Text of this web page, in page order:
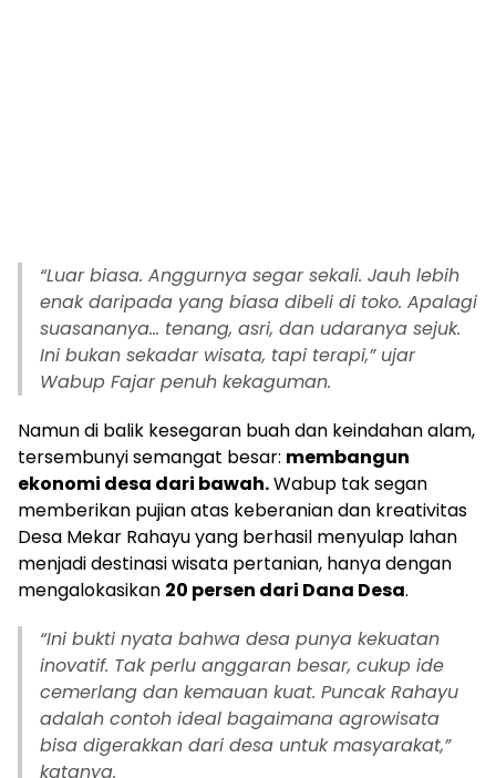
“Luar biasa. Anggurnya segar sekali. Jauh lebih
enak daripada yang biasa dibeli di toko. Apalagi
suasananya… tenang, asri, dan udaranya sejuk.
Ini bukan sekadar wisata, tapi terapi,” ujar
Wabup Fajar penuh kekaguman.
Namun di balik kesegaran buah dan keindahan alam,
tersembunyi semangat besar: membangun
ekonomi desa dari bawah.Wabup tak segan
memberikan pujian atas keberanian dan kreativitas
Desa Mekar Rahayu yang berhasil menyulap lahan
menjadi destinasi wisata pertanian, hanya dengan
mengalokasikan 20 persen dari Dana Desa.
“Ini bukti nyata bahwa desa punya kekuatan
inovatif. Tak perlu anggaran besar, cukup ide
cemerlang dan kemauan kuat. Puncak Rahayu
adalah contoh ideal bagaimana agrowisata
bisa digerakkan dari desa untuk masyarakat,”
katanya.